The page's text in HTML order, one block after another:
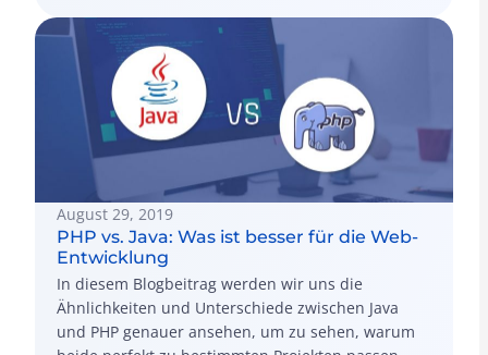
August 29, 2019
PHP vs. Java: Was ist besser für die Web-
Entwicklung
In diesem Blogbeitrag werden wir uns die
Ähnlichkeiten und Unterschiede zwischen Java
und PHP genauer ansehen, um zu sehen, warum